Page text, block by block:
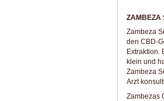
ZAMBEZA
Zambeza
den CBD-
Extraktion.
klein und
Zambeza
Arzt
Zambezas